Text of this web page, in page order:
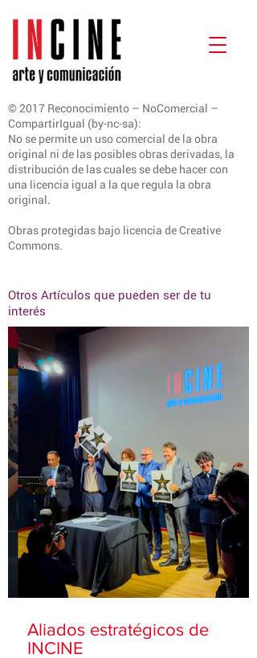
© 2017 Reconocimiento – NoComercial –
CompartirIgual (by-nc-sa):
No se permite un uso comercial de la obra
original ni de las posibles obras derivadas, la
distribución de las cuales se debe hacer con
una licencia igual a la que regula la obra
original.
Obras protegidas bajo licencia de Creative
Commons.
Otros Artículos que pueden ser de tu
interés
Aliados estratégicos de
INCINE